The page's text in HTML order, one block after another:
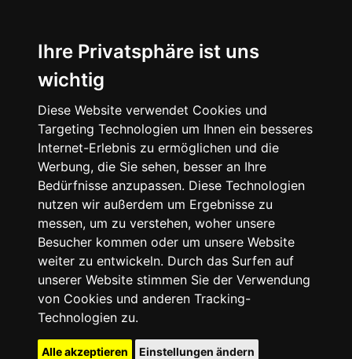
Ihre Privatsphäre ist uns
wichtig
Diese Website verwendet Cookies und
Targeting Technologien um Ihnen ein besseres
Internet-Erlebnis zu ermöglichen und die
Werbung, die Sie sehen, besser an Ihre
Bedürfnisse anzupassen. Diese Technologien
nutzen wir außerdem um Ergebnisse zu
messen, um zu verstehen, woher unsere
Besucher kommen oder um unsere Website
weiter zu entwickeln. Durch das Surfen auf
unserer Website stimmen Sie der Verwendung
von Cookies und anderen Tracking-
Technologien zu.
Alle akzeptieren Einstellungen ändern